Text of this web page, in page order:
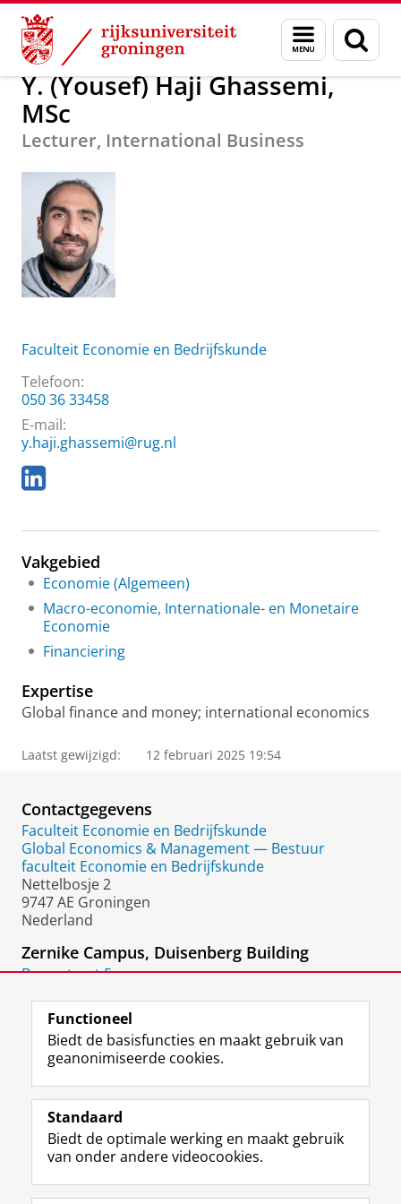
Skip
Content
Skip
Navigation
Menu
en
zoeken
Over ons Y. (Yousef) Haji Ghassemi, MSc
Y. (Yousef) Haji Ghassemi,
MSc
Lecturer, International Business
Faculteit Economie en Bedrijfskunde
Telefoon:
050 36 33458
E-mail:
y.haji.ghassemi@rug.nl
L
i
k
d
I
n
Vakgebied
Economie (Algemeen)
Macro-economie, Internationale- en Monetaire
Economie
Financiering
Expertise
Global finance and money; international economics
Laatst gewijzigd: 12 februari 2025 19:54
Contactgegevens
Faculteit Economie en Bedrijfskunde
Global Economics & Management — Bestuur
faculteit Economie en Bedrijfskunde
Nettelbosje 2
9747 AE Groningen
Nederland
Zernike Campus, Duisenberg Building
Broerstraat 5
Volg de RUG
F
a
e
b
o
L
i
k
e
I
R
S
-
f
e
I
n
t
r
Y
o
T
e
Studiekiezers
Functioneel
Biedt de basisfuncties en maakt gebruik van
geanonimiseerde cookies.
Standaard
Biedt de optimale werking en maakt gebruik
van onder andere videocookies.